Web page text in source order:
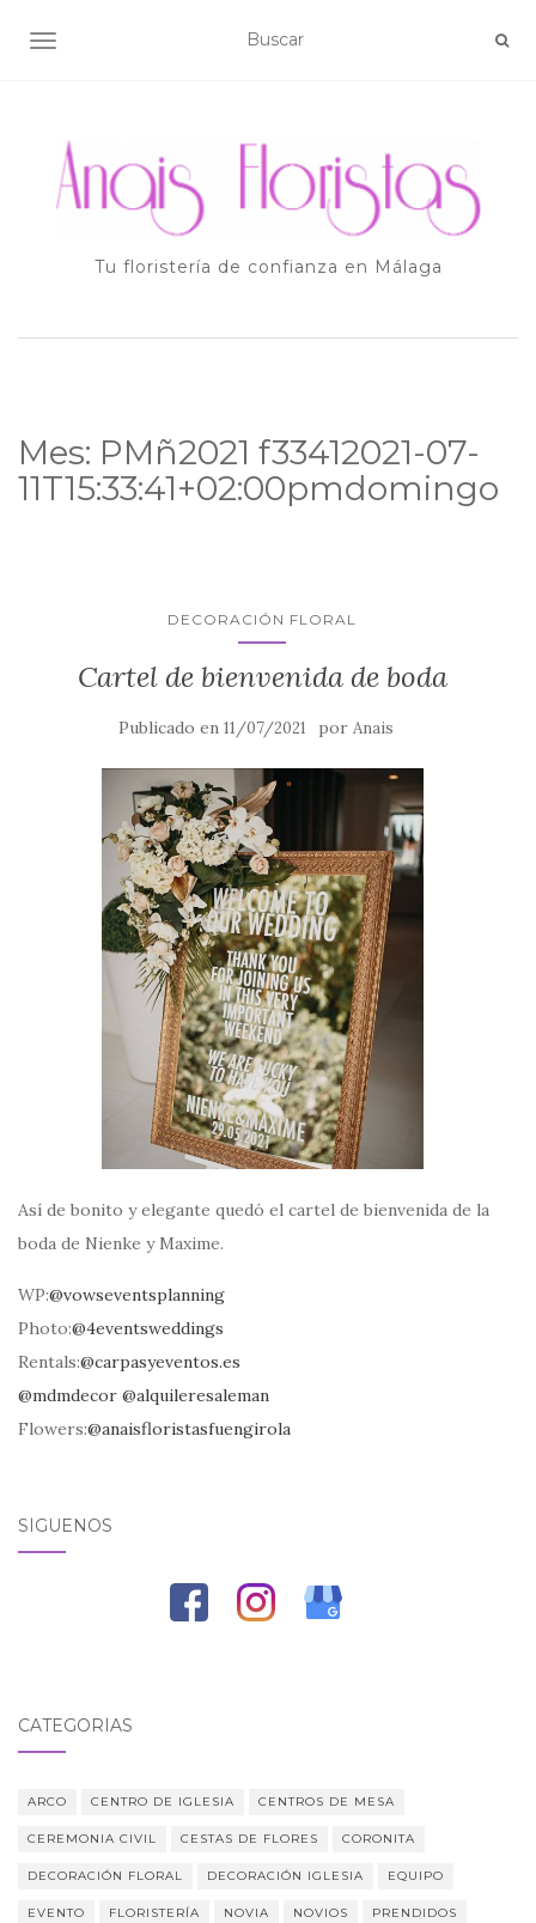
ALTERNAR NAVEGACIÓN
Tu floristería de confianza en Málaga
Mes: PMñ2021 f33412021-07-
11T15:33:41+02:00pmdomingo
DECORACIÓN FLORAL
Cartel de bienvenida de boda
Publicado en 11/07/2021 por Anais
Así de bonito y elegante quedó el cartel de bienvenida de la
boda de Nienke y Maxime.
WP:@vowseventsplanning
Photo:@4eventsweddings
Rentals:@carpasyeventos.es
@mdmdecor @alquileresaleman
Flowers:@anaisfloristasfuengirola
SÍGUENOS
CATEGORÍAS
ARCO CENTRO DE IGLESIA CENTROS DE MESA
CEREMONIA CIVIL CESTAS DE FLORES CORONITA
DECORACIÓN FLORAL DECORACIÓN IGLESIA EQUIPO
EVENTO FLORISTERÍA NOVIA NOVIOS PRENDIDOS